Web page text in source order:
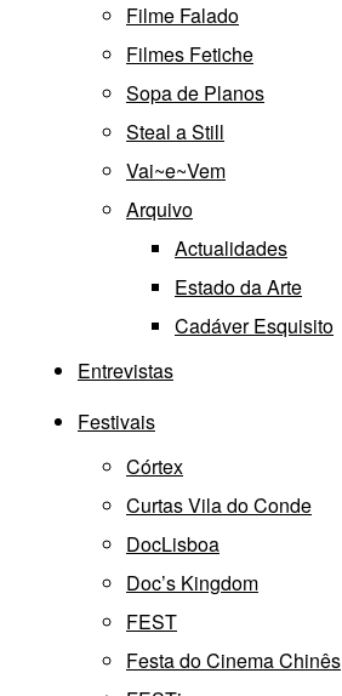
Filme Falado
Filmes Fetiche
Sopa de Planos
Steal a Still
Vai~e~Vem
Arquivo
Actualidades
Estado da Arte
Cadáver Esquisito
Entrevistas
Festivais
Córtex
Curtas Vila do Conde
DocLisboa
Doc’s Kingdom
FEST
Festa do Cinema Chinês